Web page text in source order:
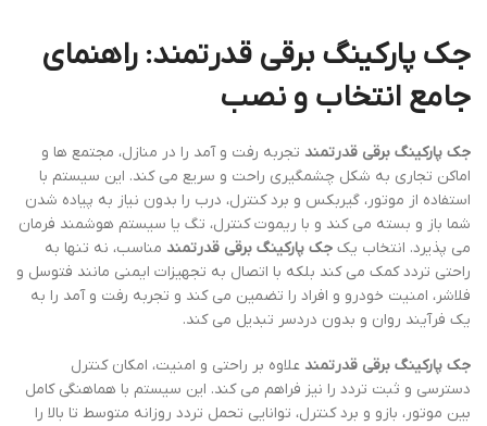
جک پارکینگ برقی قدرتمند: راهنمای
جامع انتخاب و نصب
جک پارکینگ برقی قدرتمند تجربه رفت و آمد را در منازل، مجتمع ها و
اماکن تجاری به شکل چشمگیری راحت و سریع می کند. این سیستم با
استفاده از موتور، گیربکس و برد کنترل، درب را بدون نیاز به پیاده شدن
شما باز و بسته می کند و با ریموت کنترل، تگ یا سیستم هوشمند فرمان
می پذیرد. انتخاب یک جک پارکینگ برقی قدرتمند مناسب، نه تنها به
راحتی تردد کمک می کند بلکه با اتصال به تجهیزات ایمنی مانند فتوسل و
فلاشر، امنیت خودرو و افراد را تضمین می کند و تجربه رفت و آمد را به
یک فرآیند روان و بدون دردسر تبدیل می کند.
جک پارکینگ برقی قدرتمند علاوه بر راحتی و امنیت، امکان کنترل
دسترسی و ثبت تردد را نیز فراهم می کند. این سیستم با هماهنگی کامل
بین موتور، بازو و برد کنترل، توانایی تحمل تردد روزانه متوسط تا بالا را